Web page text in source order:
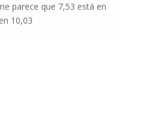
parece que 7,53 está en
10,03